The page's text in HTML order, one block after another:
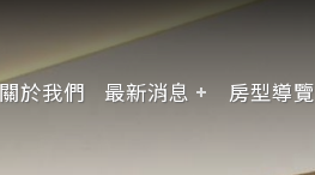
關於我們 最新消息 房型導覽